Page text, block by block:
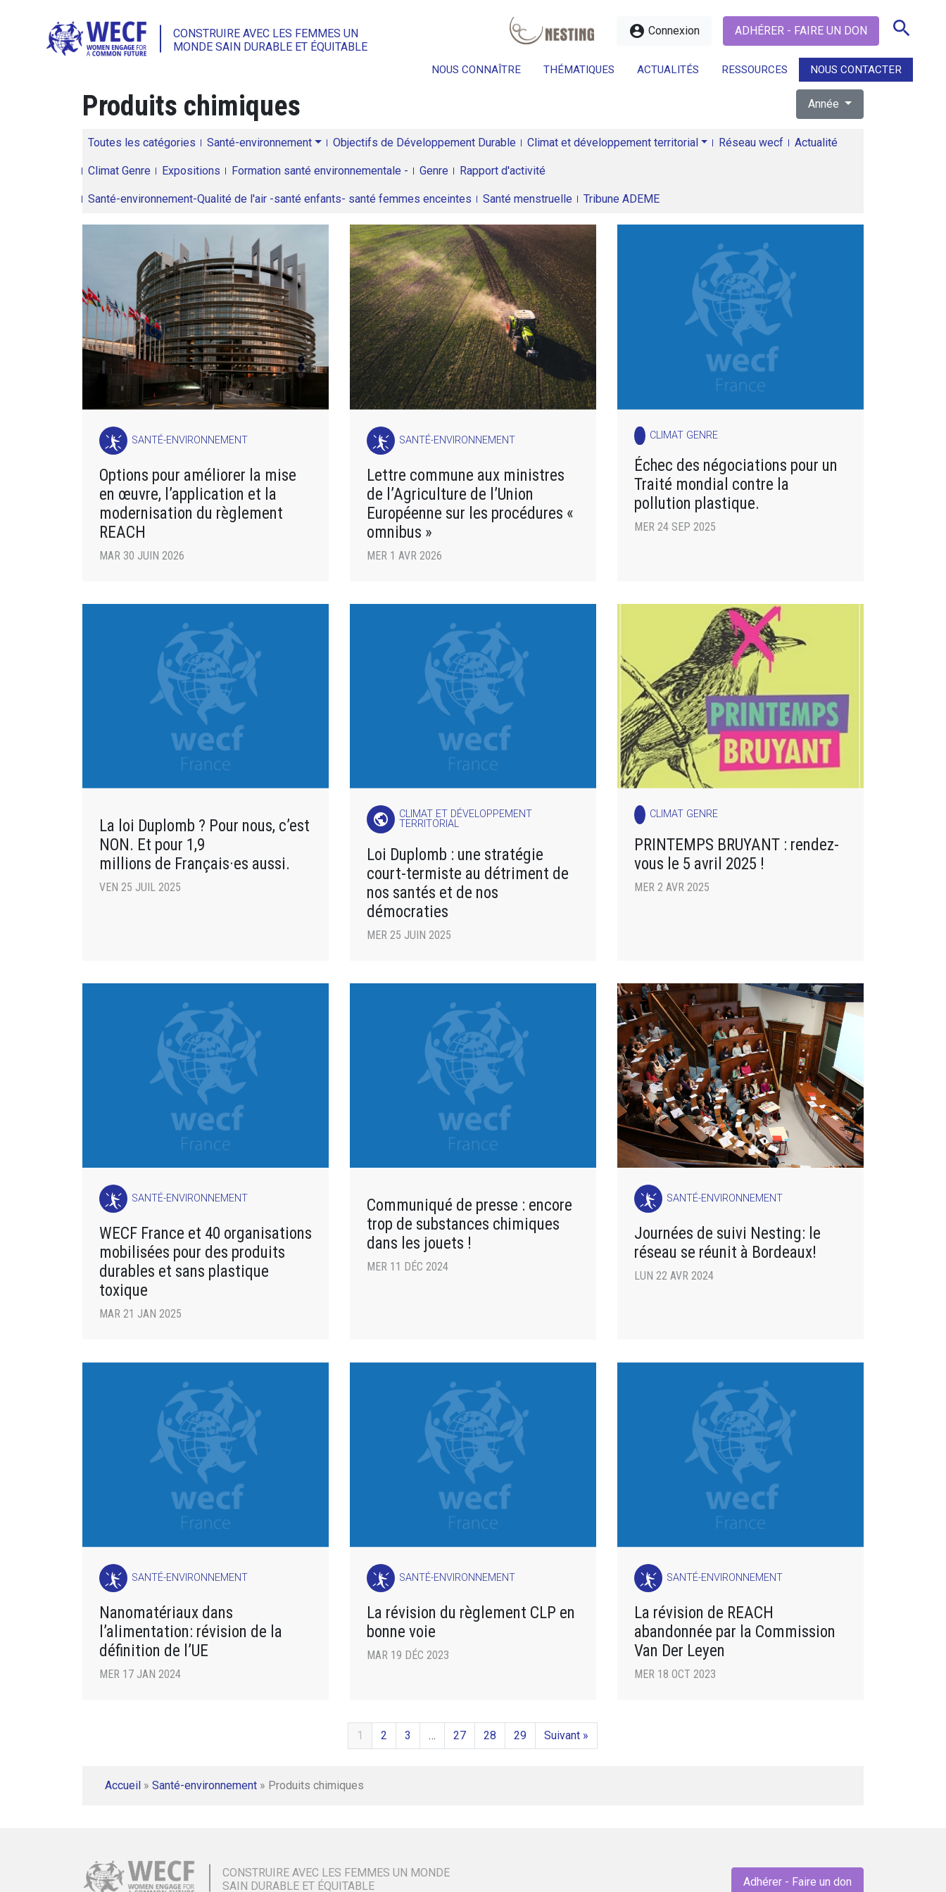
CONSTRUIRE AVEC LES FEMMES UN
MONDE SAIN DURABLE ET ÉQUITABLE
account_circle Connexion ADHÉRER - FAIRE UN DON search
NOUS CONNAÎTRE THÉMATIQUES ACTUALITÉS RESSOURCES NOUS CONTACTER
search
Produits chimiques Année
Toutes les catégories Santé-environnement Objectifs de Développement Durable Climat et développement territorial Réseau wecf Actualité
Climat Genre Expositions Formation santé environnementale - Genre Rapport d'activité
Santé-environnement-Qualité de l'air -santé enfants- santé femmes enceintes Santé menstruelle Tribune ADEME
SANTÉ-ENVIRONNEMENT
Options pour améliorer la mise
en œuvre, l’application et la
modernisation du règlement
REACH
MAR 30 JUIN 2026
SANTÉ-ENVIRONNEMENT
Lettre commune aux ministres
de l’Agriculture de l’Union
Européenne sur les procédures «
omnibus »
MER 1 AVR 2026
CLIMAT GENRE
Échec des négociations pour un
Traité mondial contre la
pollution plastique.
MER 24 SEP 2025
La loi Duplomb ? Pour nous, c’est
NON. Et pour 1,9
millions de Français·es aussi.
VEN 25 JUIL 2025
public
CLIMAT ET DÉVELOPPEMENT
TERRITORIAL
Loi Duplomb : une stratégie
court-termiste au détriment de
nos santés et de nos
démocraties
MER 25 JUIN 2025
CLIMAT GENRE
PRINTEMPS BRUYANT : rendez-
vous le 5 avril 2025 !
MER 2 AVR 2025
SANTÉ-ENVIRONNEMENT
WECF France et 40 organisations
mobilisées pour des produits
durables et sans plastique
toxique
MAR 21 JAN 2025
Communiqué de presse : encore
trop de substances chimiques
dans les jouets !
MER 11 DÉC 2024
SANTÉ-ENVIRONNEMENT
Journées de suivi Nesting: le
réseau se réunit à Bordeaux!
LUN 22 AVR 2024
SANTÉ-ENVIRONNEMENT
Nanomatériaux dans
l’alimentation: révision de la
définition de l’UE
MER 17 JAN 2024
SANTÉ-ENVIRONNEMENT
La révision du règlement CLP en
bonne voie
MAR 19 DÉC 2023
SANTÉ-ENVIRONNEMENT
La révision de REACH
abandonnée par la Commission
Van Der Leyen
MER 18 OCT 2023
1 2 3 … 27 28 29 Suivant »
Accueil » Santé-environnement » Produits chimiques
CONSTRUIRE AVEC LES FEMMES UN MONDE
SAIN DURABLE ET ÉQUITABLE
Adhérer - Faire un don